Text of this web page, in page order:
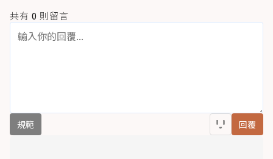
共有 0 則留言
規範 回覆